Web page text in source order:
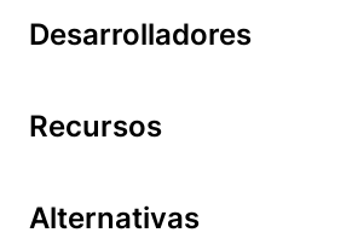
Desarrolladores
Recursos
Alternativas